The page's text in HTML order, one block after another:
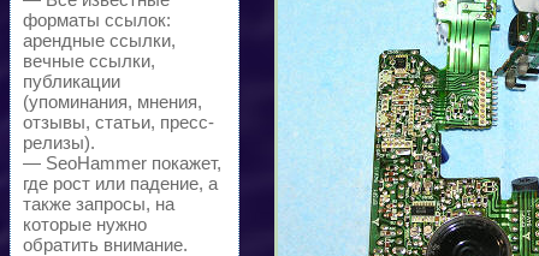
форматы ссылок:
арендные ссылки,
вечные ссылки,
публикации
(упоминания, мнения,
отзывы, статьи, пресс-
релизы).
— SeoHammer покажет,
где рост или падение, а
также запросы, на
которые нужно
обратить внимание.